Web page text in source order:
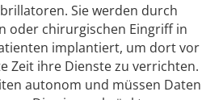
Sie werden durch
oder chirurgischen Eingriff in
implantiert, um dort vor
Zeit ihre Dienste zu verrichten.
autonom und müssen Daten